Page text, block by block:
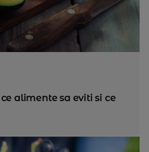
alimente sa eviti si ce